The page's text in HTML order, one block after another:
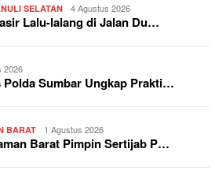
SELATAN 4 Agustus 2026
Lalu-lalang di Jalan Du…
2026
Sumbar Ungkap Prakti…
BARAT 1 Agustus 2026
Barat Pimpin Sertijab P…